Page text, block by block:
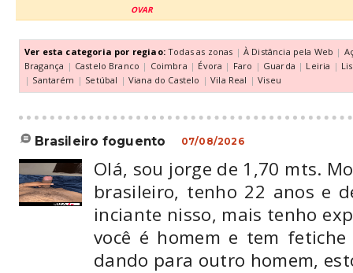
OVAR
Ver esta categoria por regiao: Todas as zonas | À Distância pela Web |
Bragança | Castelo Branco | Coimbra | Évora | Faro | Guarda | Leiria |
| Santarém | Setúbal | Viana do Castelo | Vila Real | Viseu
brasileiro foguento 07/08/2026
Olá, sou jorge de 1,70 mts.
brasileiro, tenho 22 anos e
inciante nisso, mais tenho
você é homem e tem
dando para outro homem,